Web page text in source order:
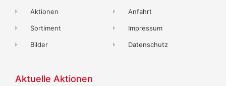
Aktionen
Sortiment
Bilder
Anfahrt
Impressum
Datenschutz
Aktuelle Aktionen